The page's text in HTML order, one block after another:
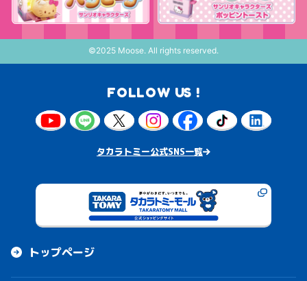
©2025 Moose. All rights reserved.
FOLLOW US !
タカラトミー公式SNS一覧
トップページ